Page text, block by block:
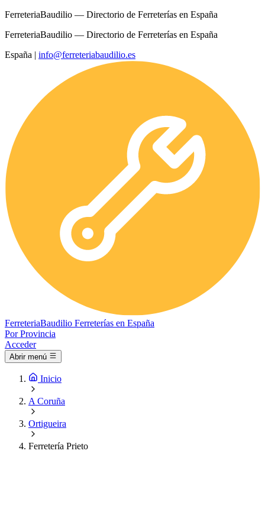
FerreteriaBaudilio — Directorio de Ferreterías en España
FerreteriaBaudilio — Directorio de Ferreterías en España
España | info@ferreteriabaudilio.es
FerreteriaBaudilio Ferreterías en España
Por Provincia
Acceder
Abrir menú
Inicio
A Coruña
Ortigueira
Ferretería Prieto